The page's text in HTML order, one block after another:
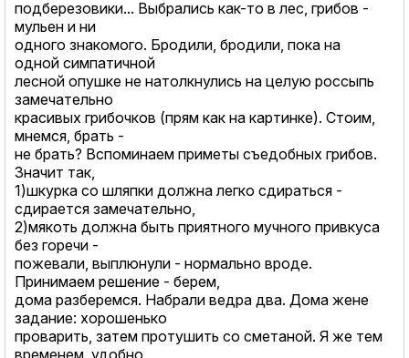
подберезовики... Выбрались как-то в лес, грибов -
мульен и ни
одного знакомого. Бродили, бродили, пока на
одной симпатичной
лесной опушке не натoлкнулись на целую россыпь
замечательно
красивых грибочков (прям как на картинке). Стоим,
мнемся, брать -
не брать? Вспоминаем приметы съедобных грибов.
Значит так,
1)шкурка со шляпки должна легко сдираться -
сдирается замечательно,
2)мякоть должна быть приятного мучного привкуса
без горечи -
пожевали, выплюнули - нормально вроде.
Принимаем решение - берем,
дома разберемся. Набрали ведра два. Дома жене
задание: хорошенько
проварить, затем протушить со сметаной. Я же тем
временем, удобно